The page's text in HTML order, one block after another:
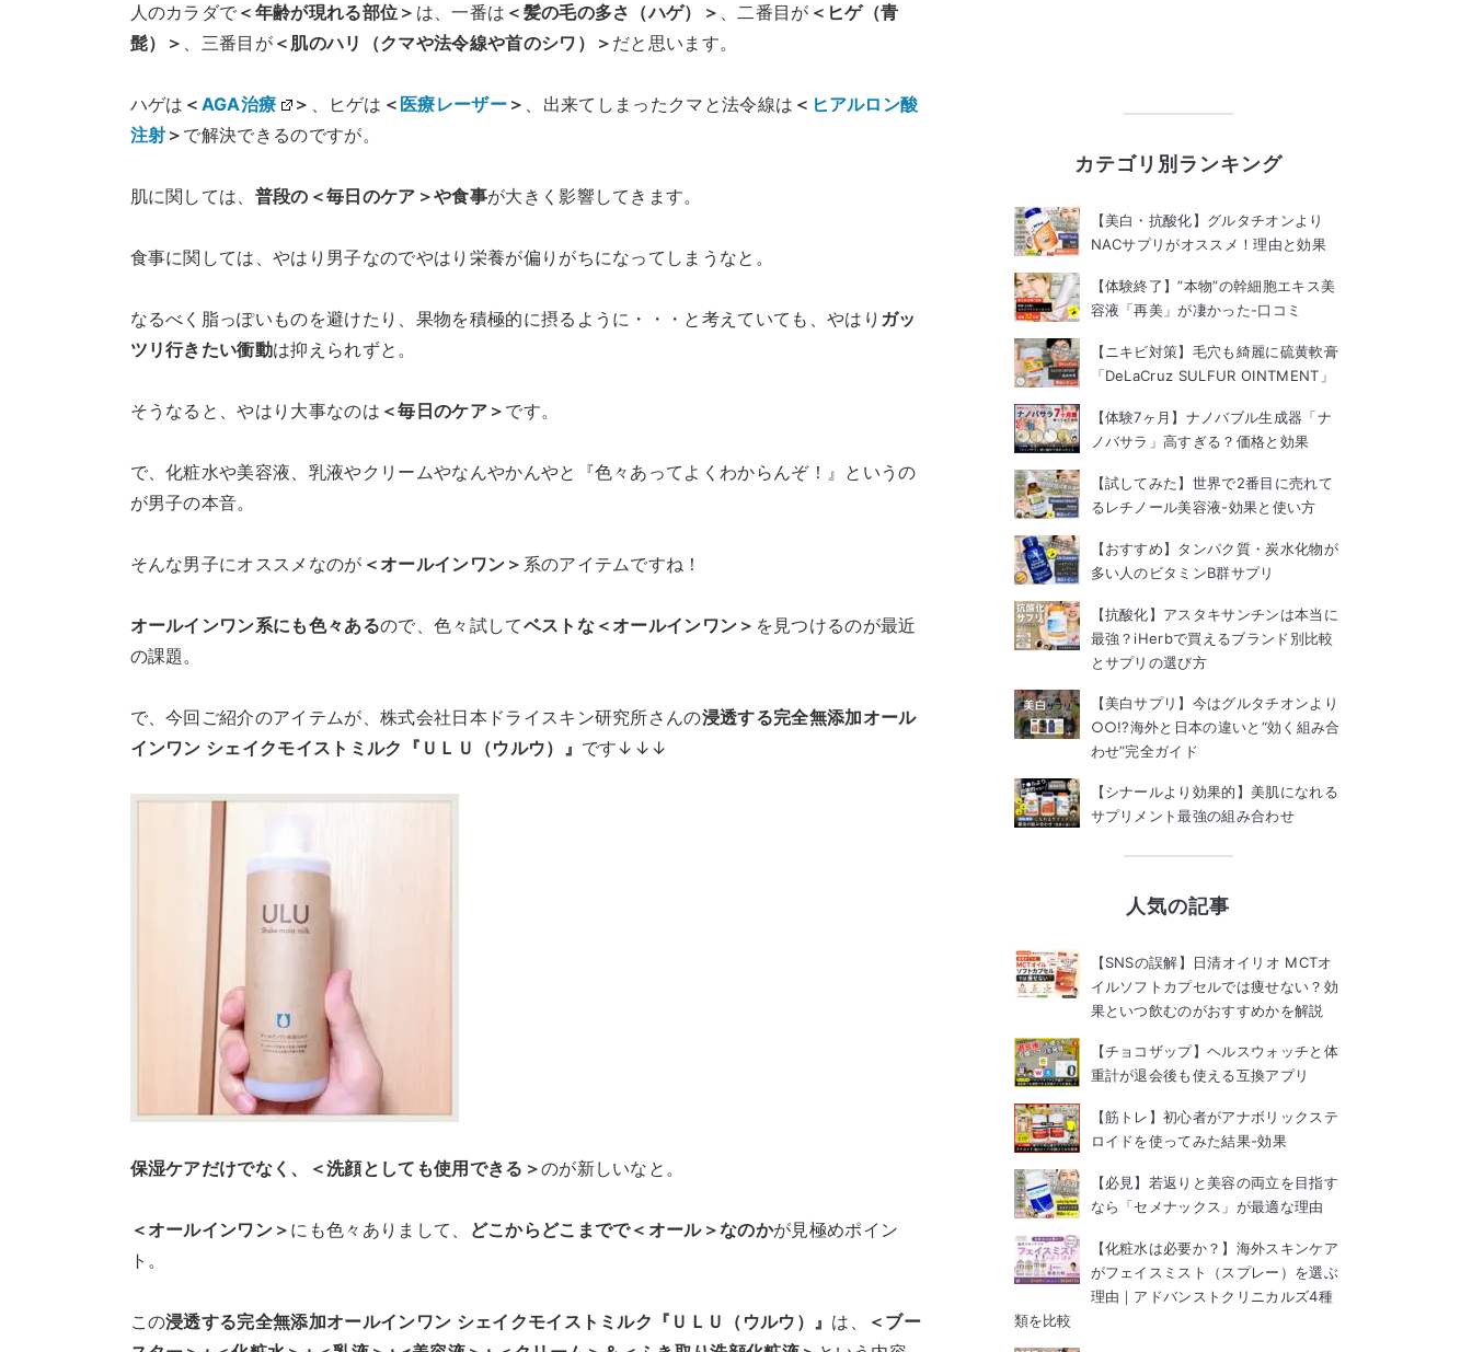
人のカラダで ＜年齢が現れる部位＞ は、一番は ＜髪の毛の多さ（ハゲ）＞ 、二番目が ＜ヒゲ（青
髭）＞ 、三番目が ＜肌のハリ（クマや法令線や首のシワ）＞ だと思います。
ハゲは ＜ AGA治療 ＞ 、ヒゲは ＜ 医療レーザー ＞ 、出来てしまったクマと法令線は ＜ ヒアルロン酸
注射 ＞ で解決できるのですが。
肌に関しては、 普段の＜毎日のケア＞や食事が大きく影響してきます。
食事に関しては、やはり男子なのでやはり栄養が偏りがちになってしまうなと。
なるべく脂っぽいものを避けたり、果物を積極的に摂るように・・・と考えていても、やはり ガッ
ツリ行きたい衝動は抑えられずと。
そうなると、やはり大事なのは ＜毎日のケア＞ です。
で、化粧水や美容液、乳液やクリームやなんやかんやと『色々あってよくわからんぞ！』というの
が男子の本音。
そんな男子にオススメなのが ＜オールインワン＞ 系のアイテムですね！
オールインワン系にも色々あるので、色々試してベストな＜オールインワン＞ を見つけるのが最近
の課題。
で、今回ご紹介のアイテムが、株式会社日本ドライスキン研究所さんの浸透する完全無添加オール
インワン シェイクモイストミルク『ＵＬＵ（ウルウ）』 です↓↓↓
保湿ケアだけでなく、＜洗顔としても使用できる＞のが新しいなと。
＜オールインワン＞ にも色々ありまして、 どこからどこまでで＜オール＞なのかが見極めポイン
ト。
この浸透する完全無添加オールインワン シェイクモイストミルク『ＵＬＵ（ウルウ）』 は、
＜ブー
カテゴリ別ランキング
【美白・抗酸化】グルタチオンより
NACサプリがオススメ！理由と効果
【体験終了】”本物”の幹細胞エキス美
容液「再美」が凄かった-口コミ
【ニキビ対策】毛穴も綺麗に硫黄軟膏
「DeLaCruz SULFUR OINTMENT」
【体験7ヶ月】ナノバブル生成器「ナ
ノバサラ」高すぎる？価格と効果
【試してみた】世界で2番目に売れて
るレチノール美容液-効果と使い方
【おすすめ】タンパク質・炭水化物が
多い人のビタミンB群サプリ
【抗酸化】アスタキサンチンは本当に
最強？iHerbで買えるブランド別比較
とサプリの選び方
【美白サプリ】今はグルタチオンより
○○!?海外と日本の違いと“効く組み合
わせ”完全ガイド
【シナールより効果的】美肌になれる
サプリメント最強の組み合わせ
人気の記事
【SNSの誤解】日清オイリオ MCTオ
イルソフトカプセルでは痩せない？効
果といつ飲むのがおすすめかを解説
【チョコザップ】ヘルスウォッチと体
重計が退会後も使える互換アプリ
【筋トレ】初心者がアナボリックステ
ロイドを使ってみた結果-効果
【必見】若返りと美容の両立を目指す
なら「セメナックス」が最適な理由
【化粧水は必要か？】海外スキンケア
がフェイスミスト（スプレー）を選ぶ
理由｜アドバンストクリニカルズ4種
類を比較